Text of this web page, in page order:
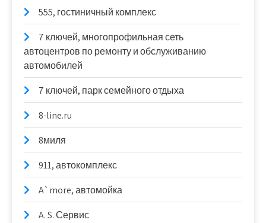
555, гостиничный комплекс
7 ключей, многопрофильная сеть
автоцентров по ремонту и обслуживанию
автомобилей
7 ключей, парк семейного отдыха
8-line.ru
8миля
911, автокомплекс
A`more, автомойка
A. S. Сервис